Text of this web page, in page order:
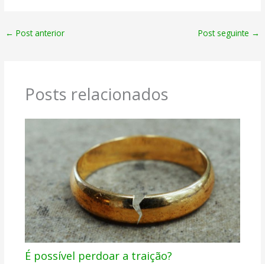
← Post anterior Post seguinte →
Posts relacionados
É possível perdoar a traição?